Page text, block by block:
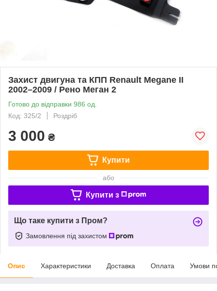
Захист двигуна та КПП Renault Megane II
2002–2009 / Рено Меган 2
Готово до відправки 986 од.
Код: 325/2
Роздріб
3 000 ₴
Купити
або
Купити з
Що таке купити з Пром?
Замовлення під захистом
Опис Характеристики Доставка Оплата Умови